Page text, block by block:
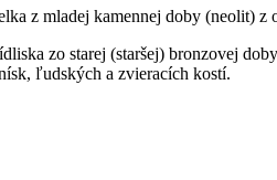
z mladej kamennej doby (neolit)
zo starej (staršej) bronzovej
ľudských a zvieracích kostí.